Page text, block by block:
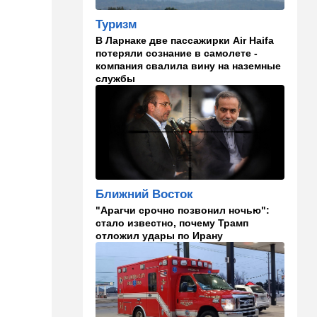
09:00 В мире
Детали инцидента в
аэропорту Лейпцига: чудо
спасло от чудовищного
взрыва
В мире
Подросток открыл огонь в
школе под Бангкоком:
погибли семь человек
07:55 Израиль
Израиль разрабатывает
собственный малозаметный
боевой беспилотник нового
поколения
07:50 Ближний Восток
Стоп Израилю, стоп
Америке: в Иране готовят
законопроект по Ормузу
Туризм
В Ларнаке две пассажирки Air Haifa
потеряли сознание в самолете -
компания свалила вину на наземные
службы
Ближний Восток
"Арагчи срочно позвонил ночью":
стало известно, почему Трамп
отложил удары по Ирану